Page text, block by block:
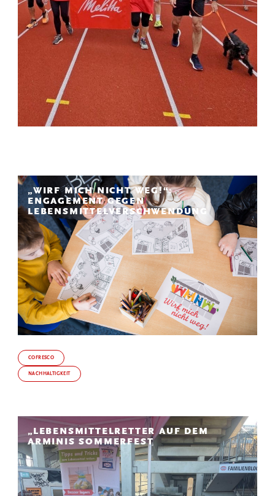
„WIRF MICH NICHT WEG!“:
ENGAGEMENT GEGEN
LEBENSMITTELVERSCHWENDUNG
COFRESCO
NACHHALTIGKEIT
„LEBENSMITTELRETTER AUF DEM
ARMINIS SOMMERFEST